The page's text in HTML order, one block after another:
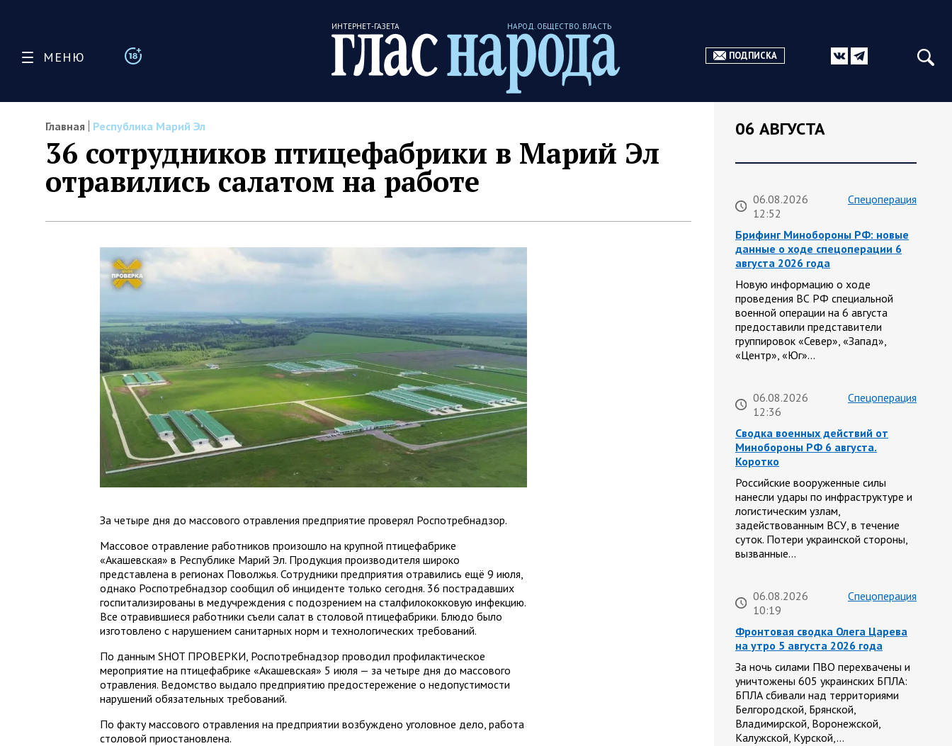
МЕНЮ
ИНТЕРНЕТ-ГАЗЕТА НАРОД. ОБЩЕСТВО. ВЛАСТЬ
ПОДПИСКА
Главная Республика Марий Эл
36 сотрудников птицефабрики в Марий Эл
отравились салатом на работе
За четыре дня до массового отравления предприятие проверял Роспотребнадзор.
Массовое отравление работников произошло на крупной птицефабрике
«Акашевская» в Республике Марий Эл. Продукция производителя широко
представлена в регионах Поволжья. Сотрудники предприятия отравились ещё 9 июля,
однако Роспотребнадзор сообщил об инциденте только сегодня. 36 пострадавших
госпитализированы в медучреждения с подозрением на сталфилококковую инфекцию.
Все отравившиеся работники съели салат в столовой птицефабрики. Блюдо было
изготовлено с нарушением санитарных норм и технологических требований.
По данным SHOT ПРОВЕРКИ, Роспотребнадзор проводил профилактическое
мероприятие на птицефабрике «Акашевская» 5 июля — за четыре дня до массового
отравления. Ведомство выдало предприятию предостережение о недопустимости
нарушений обязательных требований.
По факту массового отравления на предприятии возбуждено уголовное дело, работа
столовой приостановлена.
06 АВГУСТА
06.08.2026
12:52
Спецоперация
Брифинг Минобороны РФ: новые
данные о ходе спецоперации 6
августа 2026 года
Новую информацию о ходе
проведения ВС РФ специальной
военной операции на 6 августа
предоставили представители
группировок «Север», «Запад»,
«Центр», «Юг»…
06.08.2026
12:36
Спецоперация
Сводка военных действий от
Минобороны РФ 6 августа.
Коротко
Российские вооруженные силы
нанесли удары по инфраструктуре и
логистическим узлам,
задействованным ВСУ, в течение
суток. Потери украинской стороны,
вызванные…
06.08.2026
10:19
Спецоперация
Фронтовая сводка Олега Царева
на утро 5 августа 2026 года
За ночь силами ПВО перехвачены и
уничтожены 605 украинских БПЛА:
БПЛА сбивали над территориями
Белгородской, Брянской,
Владимирской, Воронежской,
Калужской, Курской,…